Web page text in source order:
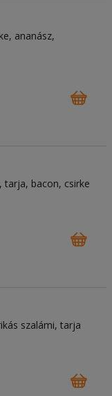
ananász
tarja bacon csirke
szalámi tarja